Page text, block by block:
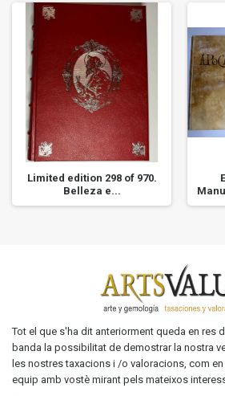
Limited edition 298 of 970.
Belleza e...
Tot el que s'ha dit anteriorment queda en res
banda la possibilitat de demostrar la nostra
les nostres taxacions i /o valoracions, com
equip amb vostè mirant pels mateixos